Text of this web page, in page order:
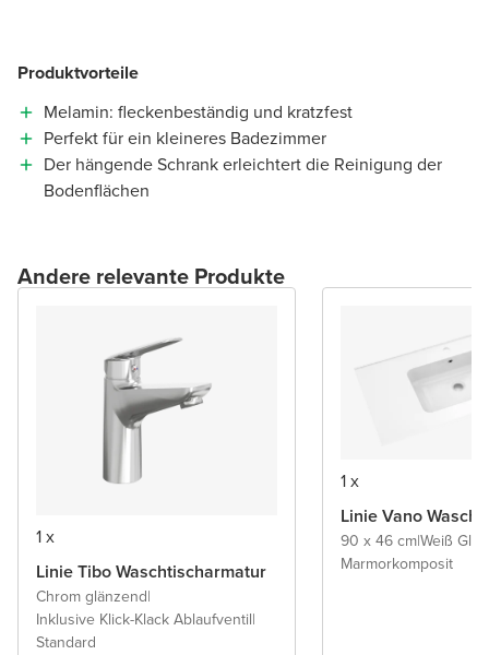
Produktvorteile
Melamin: fleckenbeständig und kratzfest
Perfekt für ein kleineres Badezimmer
Der hängende Schrank erleichtert die Reinigung der
Bodenflächen
Andere relevante Produkte
1 x
Linie Tibo Waschtischarmatur
Chrom glänzend|
Inklusive Klick-Klack Ablaufventil|
Standard
1 x
Linie Vano
90 x 46 cm|Weiß
Marmorkomposit